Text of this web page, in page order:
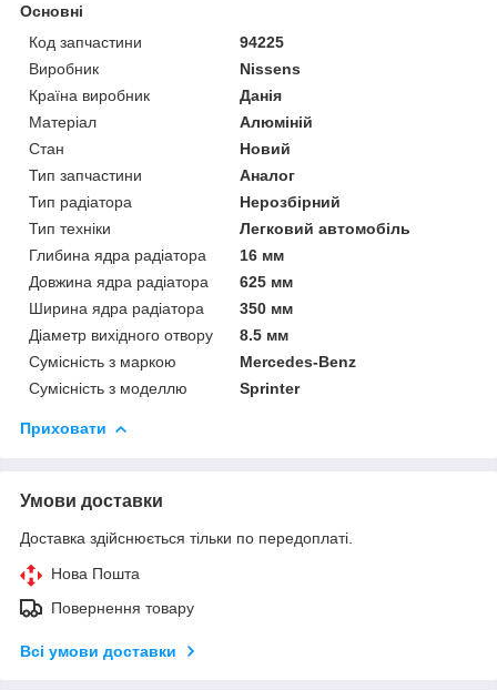
Основні
Код запчастини
94225
Виробник
Nissens
Країна виробник
Данія
Матеріал
Алюміній
Стан
Новий
Тип запчастини
Аналог
Тип радіатора
Нерозбірний
Тип техніки
Легковий автомобіль
Глибина ядра радіатора
16 мм
Довжина ядра радіатора
625 мм
Ширина ядра радіатора
350 мм
Діаметр вихідного отвору
8.5 мм
Сумісність з маркою
Mercedes-Benz
Сумісність з моделлю
Sprinter
Приховати
Умови доставки
Доставка здійснюється тільки по передоплаті.
Нова Пошта
Повернення товару
Всі умови доставки